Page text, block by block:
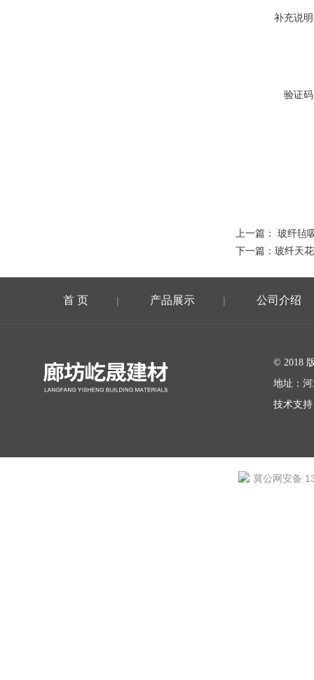
补充说
验证
上一篇： 玻纤毡
下一篇： 玻纤天
首 页 | 产品展示 | 公司介绍
© 2018
地址：
技术支
冀公网安备